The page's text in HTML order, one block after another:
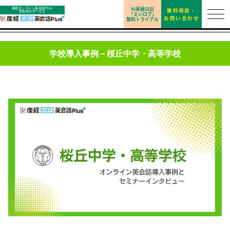
産経オンライン英会話Plus
学校向けサービス AI英語日記
「えいログ」
無料トライアル
無料相談・
お問い合わせ
学校導入事例－桜丘中学・高等学校